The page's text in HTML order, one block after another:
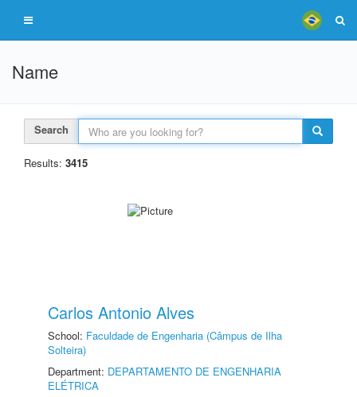
Name
Search
Results: 3415
Carlos Antonio Alves
School: Faculdade de Engenharia (Câmpus de Ilha
Solteira)
Department: DEPARTAMENTO DE ENGENHARIA
ELÉTRICA